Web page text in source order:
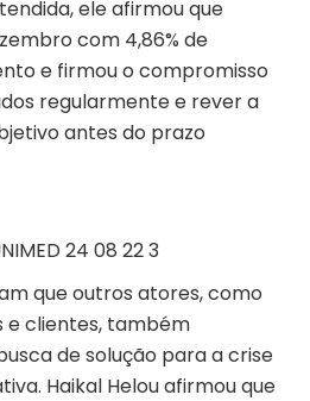
ele afirmou que
com 4,86% de
e firmou o compromisso
regularmente e rever a
antes do prazo
que outros atores, como
e clientes, também
de solução para a crise
Haikal Helou afirmou que